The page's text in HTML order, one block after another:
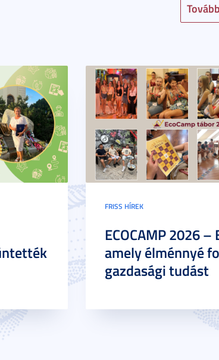
FRISS HÍREK
ECOCAMP 2026 –
amely élménnyé
gazdasági tudást